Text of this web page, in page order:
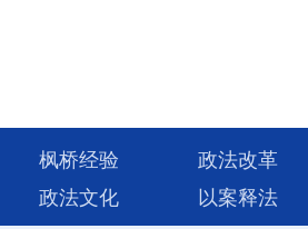
枫桥经验 政法改革
政法文化 以案释法